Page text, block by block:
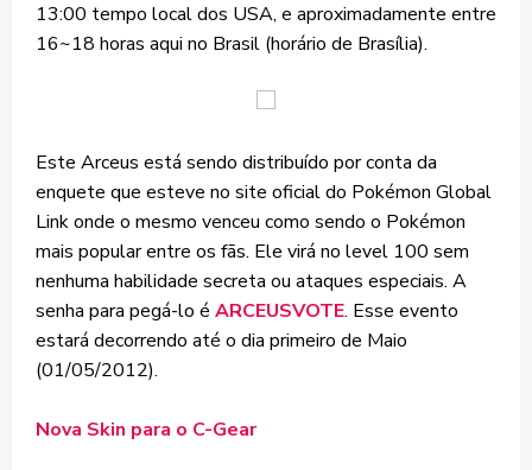
13:00 tempo local dos USA, e aproximadamente entre
16~18 horas aqui no Brasil (horário de Brasília).
Este Arceus está sendo distribuído por conta da
enquete que esteve no site oficial do Pokémon Global
Link onde o mesmo venceu como sendo o Pokémon
mais popular entre os fãs. Ele virá no level 100 sem
nenhuma habilidade secreta ou ataques especiais. A
senha para pegá-lo é ARCEUSVOTE. Esse evento
estará decorrendo até o dia primeiro de Maio
(01/05/2012).
Nova Skin para o C-Gear